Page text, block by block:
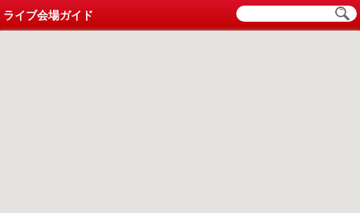
ライブ会場ガイド